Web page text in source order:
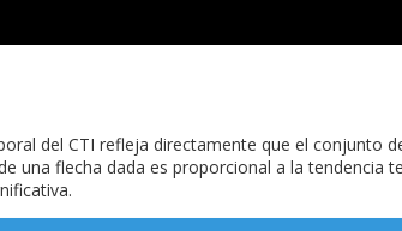
del CTI refleja directamente que el conjunto
una flecha dada es proporcional a la tendencia